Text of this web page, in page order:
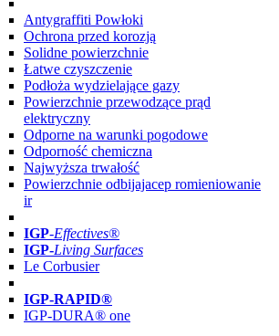
Antygraffiti Powłoki
Ochrona przed korozją
Solidne powierzchnie
Łatwe czyszczenie
Podłoża wydzielające gazy
Powierzchnie przewodzące prąd
elektryczny
Odporne na warunki pogodowe
Odporność chemiczna
Najwyższa trwałość
Powierzchnie odbijajacep romieniowanie
ir
IGP-Effectives®
IGP-Living Surfaces
Le Corbusier
IGP-RAPID®
IGP-DURA® one